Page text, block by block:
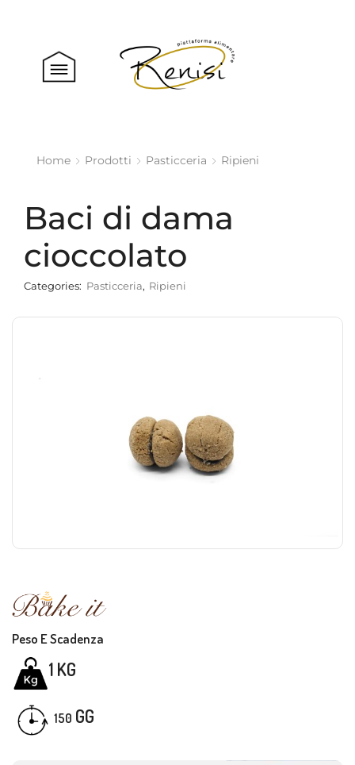
Home Prodotti Pasticceria Ripieni
Baci di dama
cioccolato
Categories: Pasticceria, Ripieni
Peso E Scadenza
1 KG
150 GG